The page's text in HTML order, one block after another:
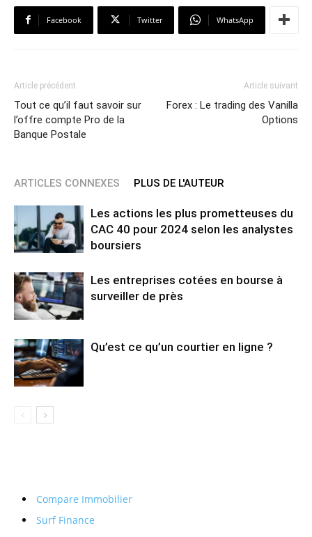
Facebook Twitter WhatsApp
Article précédent
Tout ce qu’il faut savoir sur
l’offre compte Pro de la
Banque Postale
Article suivant
Forex : Le trading des Vanilla
Options
ARTICLES CONNEXES PLUS DE L'AUTEUR
Les actions les plus prometteuses du
CAC 40 pour 2024 selon les analystes
boursiers
Les entreprises cotées en bourse à
surveiller de près
Qu’est ce qu’un courtier en ligne ?
Compare Immobilier
Surf Finance